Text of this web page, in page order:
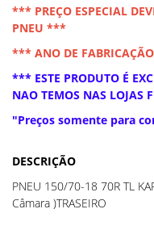
*** PREÇO ESPECIAL
PNEU ***
*** ANO DE
*** ESTE PRODUTO É
NAO TEMOS NAS LOJAS
"Preços somente para
DESCRIÇÃO
PNEU 150/70-18 70R TL
Câmara )TRASEIRO